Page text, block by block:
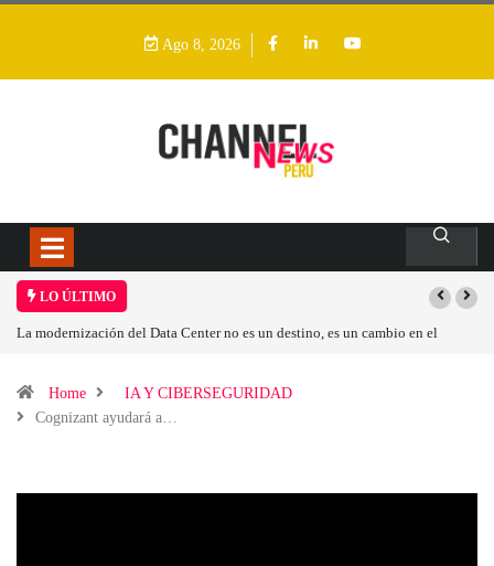
Ago 8, 2026
LO ÚLTIMO
del Data Center no es un destino, es un cambio en el
Los
Home
IA Y CIBERSEGURIDAD
Cognizant ayudará a…